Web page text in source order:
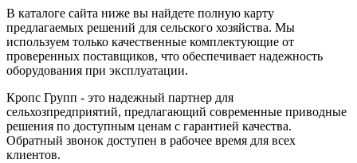
В каталоге сайта ниже вы найдете полную карту
предлагаемых решений для сельского хозяйства. Мы
используем только качественные комплектующие от
проверенных поставщиков, что обеспечивает надежность
оборудования при эксплуатации.
Кропс Групп - это надежный партнер для
сельхозпредприятий, предлагающий современные приводные
решения по доступным ценам с гарантией качества.
Обратный звонок доступен в рабочее время для всех
клиентов.